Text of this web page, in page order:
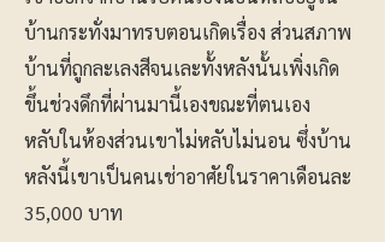
บ้านกระทั่งมาทรบตอนเกิดเรื่อง ส่วนสภาพ
บ้านที่ถูกละเลงสีจนเละทั้งหลังนั้นเพิ่งเกิด
ขึ้นช่วงดึกที่ผ่านมานี้เองขณะที่ตนเอง
หลับในห้องส่วนเขาไม่หลับไม่นอน ซึ่งบ้าน
หลังนี้เขาเป็นคนเช่าอาศัยในราคาเดือนละ
35,000 บาท